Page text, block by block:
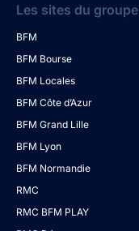
Les sites du groupe
BFM
BFM Bourse
BFM Locales
BFM Côte d’Azur
BFM Grand Lille
BFM Lyon
BFM Normandie
RMC
RMC BFM PLAY